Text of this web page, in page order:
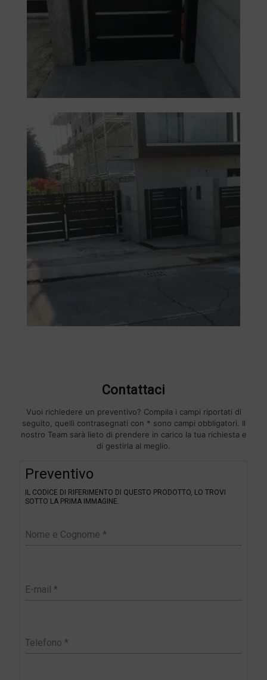
Contattaci
Vuoi richiedere un preventivo? Compila i campi riportati di
seguito, quelli contrasegnati con * sono campi obbligatori. Il
nostro Team sarà lieto di prendere in carico la tua richiesta e
di gestirla al meglio.
Preventivo
IL CODICE DI RIFERIMENTO DI QUESTO PRODOTTO, LO TROVI
SOTTO LA PRIMA IMMAGINE.